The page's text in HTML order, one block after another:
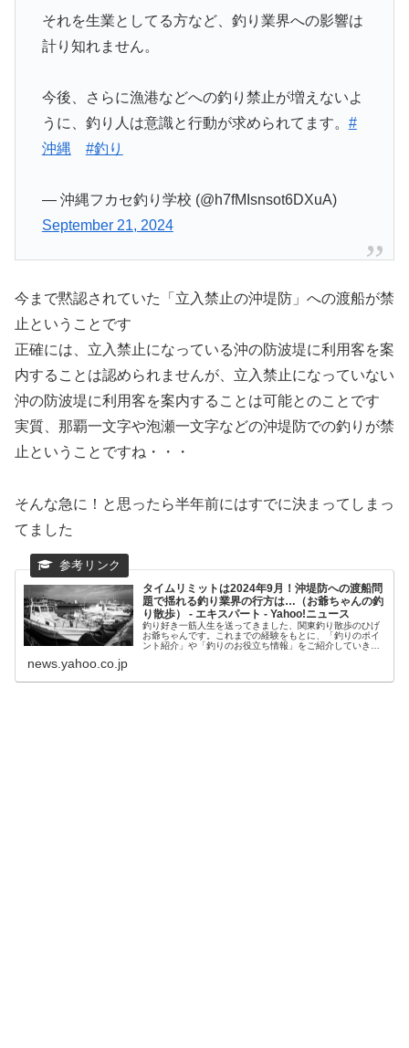
それを生業としてる方など、釣り業界への影響は
計り知れません。
今後、さらに漁港などへの釣り禁止が増えないよ
うに、釣り人は意識と行動が求められてます。 #
沖縄
#釣り
— 沖縄フカセ釣り学校 (@h7fMIsnsot6DXuA)
September 21, 2024
今まで黙認されていた「立入禁止の沖堤防」への渡船が禁
止ということです
正確には、立入禁止になっている沖の防波堤に利用客を案
内することは認められませんが、立入禁止になっていない
沖の防波堤に利用客を案内することは可能とのことです
実質、那覇一文字や泡瀬一文字などの沖堤防での釣りが禁
止ということですね・・・
そんな急に！と思ったら半年前にはすでに決まってしまっ
てました
タイムリミットは2024年9月！沖堤防への渡船問
題で揺れる釣り業界の行方は…（お爺ちゃんの釣
り散歩） - エキスパート - Yahoo!ニュース
釣り好き一筋人生を送ってきました、関東釣り散歩のひげ
お爺ちゃんです。これまでの経験をもとに、「釣りのポイ
ント紹介」や「釣りのお役立ち情報」をご紹介していきま
news.yahoo.co.jp